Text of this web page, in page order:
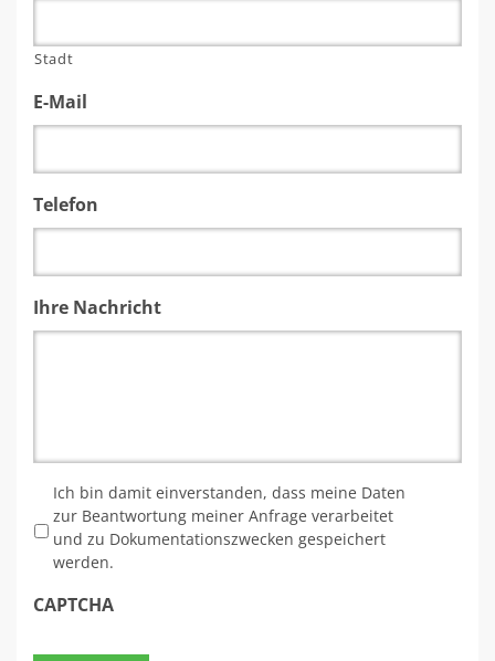
Stadt
E-Mail
Telefon
Ihre Nachricht
Ich bin damit einverstanden, dass meine Daten
zur Beantwortung meiner Anfrage verarbeitet
und zu Dokumentationszwecken gespeichert
werden.
CAPTCHA